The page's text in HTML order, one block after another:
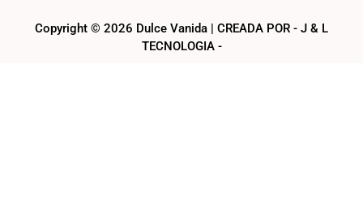
Copyright © 2026 Dulce Vanida | CREADA POR - J & L
TECNOLOGIA -